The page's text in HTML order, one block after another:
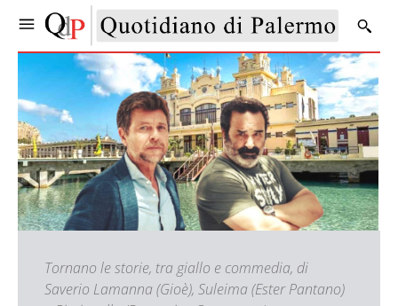
Tornano le storie, tra giallo e commedia, di
Saverio Lamanna (Gioè), Suleima (Ester Pantano)